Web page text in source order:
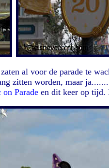
al voor de parade te
zitten worden, maar
Paradeen dit keer op tijd.